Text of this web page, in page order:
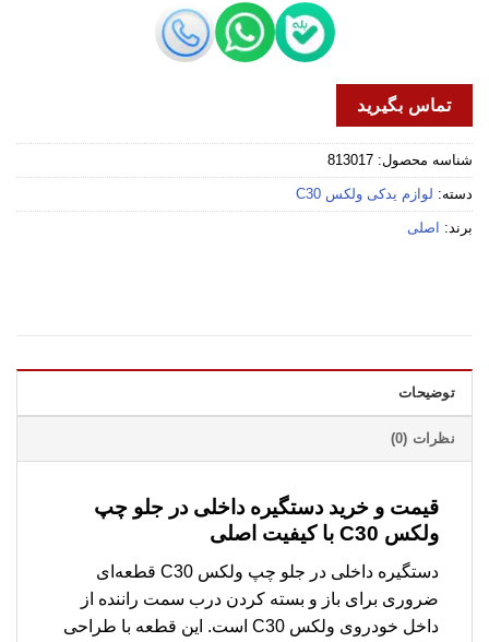
تماس بگیرید
شناسه محصول: 813017
دسته: لوازم یدکی ولکس C30
برند: اصلی
توضیحات
نظرات (0)
قیمت و خرید دستگیره داخلی در جلو چپ
ولکس C30 با کیفیت اصلی
دستگیره داخلی در جلو چپ ولکس C30 قطعه‌ای
ضروری برای باز و بسته کردن درب سمت راننده از
داخل خودروی ولکس C30 است. این قطعه با طراحی